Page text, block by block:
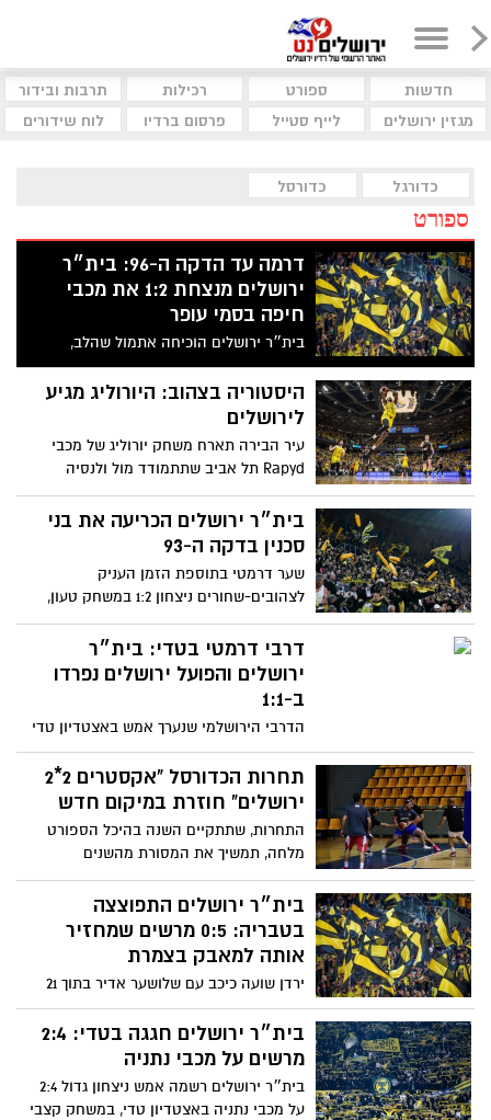
חדשות ספורט רכילות
תרבות ובידור
מגזין ירושלים
לייף סטייל פרסום ברדיו לוח שידורים
כדורגל כדורסל
ספורט
דרמה עד הדקה ה-96: בית״ר
ירושלים מנצחת 1:2 את מכבי
חיפה בסמי עופר
בית״ר ירושלים הוכיחה אתמול שהלב,
האמונה והאופי עדיין מנצחים משחקים
גדולים. מול מכבי חיפה החזקה, באחד
המגרשים הקשים בארץ, הצליחה הקבוצה
יותר משלוש נקודות
היסטוריה בצהוב: היורוליג מגיע
לירושלים
עיר הבירה תארח משחק יורוליג של מכבי
Rapyd תל אביב שתתמודד מול ולנסיה
הספרדית ביום חמישי הקרוב ב-21:05 בפיס
ארנה
בית״ר ירושלים הכריעה את בני
סכנין בדקה ה-93
שער דרמטי בתוספת הזמן העניק
לצהובים-שחורים ניצחון 1:2 במשחק טעון,
שבו האופי גבר על היכולת והקהל הפך
לשחקן ה-12
דרבי דרמטי בטדי: בית״ר
ירושלים והפועל ירושלים נפרדו
ב-1:1
הדרבי הירושלמי שנערך אמש באצטדיון טדי
עמד בכל הציפיות: אווירה מחשמלת, קהל
עצום, עצבים מתוחים ושני שערים שהגיעו
מתוק-מר
תחרות הכדורסל "אקסטרים 2*2
ירושלים" חוזרת במיקום חדש
התחרות, שתתקיים השנה בהיכל הספורט
מלחה, תמשיך את המסורת מהשנים
האחרונות. המשחק החדשני שהומצא בבירה
משלב 5 תחרויות שונות בעצימות גבוהה
במיוחד במשך כשעה ללא הפסקה
בית״ר ירושלים התפוצצה
בטבריה: 0:5 מרשים שמחזיר
אותה למאבק בצמרת
ירדן שועה כיכב עם שלושער אדיר בתוך 21
דקות, דור חוגי ועדי יונה הצטרפו לחגיגה
במחצית השנייה – ובית״ר ירושלים רשמה את
אחד הערבים המרשימים שלה העונה, מול
עירוני טבריה שלא הצליחה להתמודד עם
בית״ר ירושלים חגגה בטדי: 2:4
מרשים על מכבי נתניה
בית״ר ירושלים רשמה אמש ניצחון גדול 2:4
על מכבי נתניה באצטדיון טדי, במשחק קצבי